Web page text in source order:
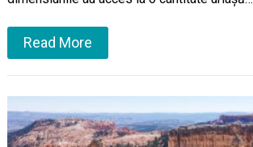
Read More